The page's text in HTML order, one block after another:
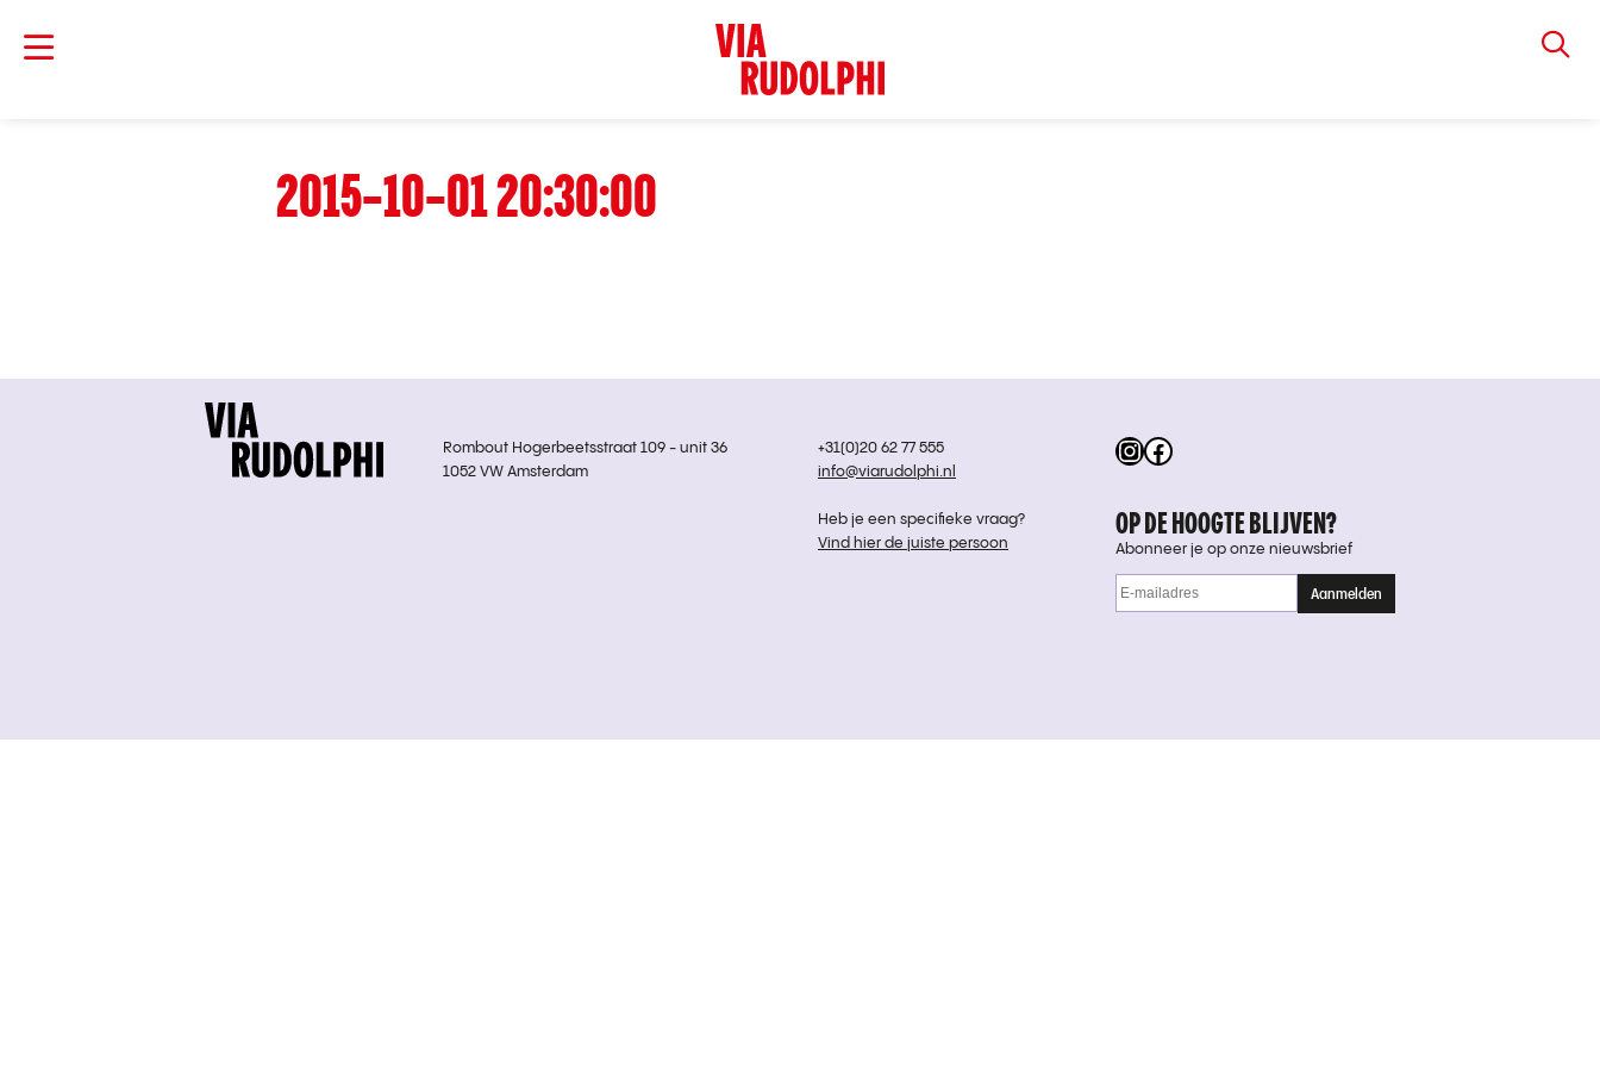
2015-10-01 20:30:00
Instagram
Facebook
Rombout Hogerbeetsstraat 109 - unit 36
1052 VW Amsterdam
+31(0)20 62 77 555
info@viarudolphi.nl
Heb je een specifieke vraag?
Vind hier de juiste persoon
OP DE HOOGTE BLIJVEN?
Abonneer je op onze nieuwsbrief